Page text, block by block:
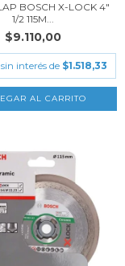
BOSCH X-LOCK 4"
1/2 115M...
$9.110,00
interés de $1.518,33